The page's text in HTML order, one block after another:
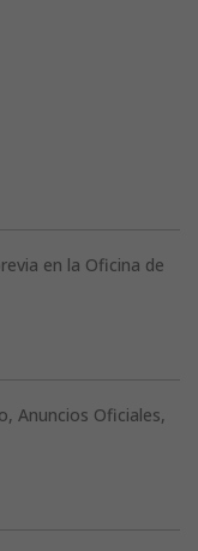
en la Oficina de
Anuncios Oficiales,